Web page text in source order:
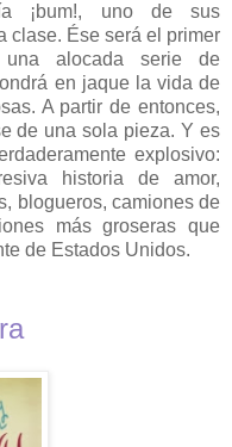
¡bum!, uno de sus
clase. Ése será el primer
alocada serie de
en jaque la vida de
A partir de entonces,
de una sola pieza. Y es
explosivo:
historia de amor,
blogueros, camiones de
más groseras que
de Estados Unidos.